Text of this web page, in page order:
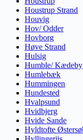
Houstrup Strand
Houvig
Hov/ Odder
Hovborg
Høve Strand
Hulsig
Humble/ Kædeby
Humlebæk
Hummingen
Hundested
Hvalpsund
Hvidbjerg
Hvide Sande
Hyldtofte